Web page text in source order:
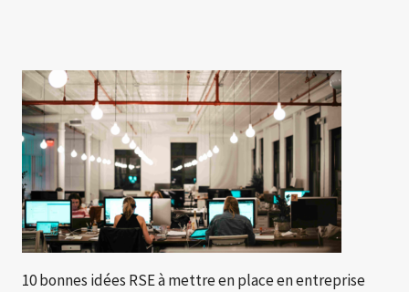
10 bonnes idées RSE à mettre en place en entreprise